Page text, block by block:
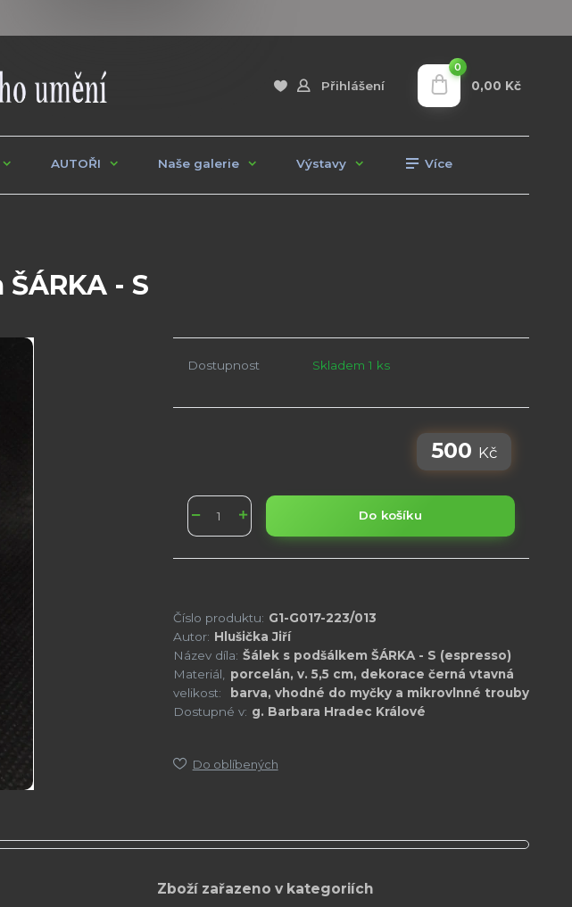
Přihlášení
0
0,00 Kč
AUTOŘI Naše galerie Výstavy Více
- S
Dostupnost Skladem 1 ks
500 Kč
Do košíku
Číslo produktu: G1-G017-223/013
Autor: Hlušička Jiří
Název díla: Šálek s podšálkem ŠÁRKA - S (espresso)
Materiál,
velikost:
porcelán, v. 5,5 cm, dekorace černá vtavná
barva, vhodné do myčky a mikrovlnné trouby
Dostupné v: g. Barbara Hradec Králové
Do oblíbených
Zboží zařazeno v kategoriích